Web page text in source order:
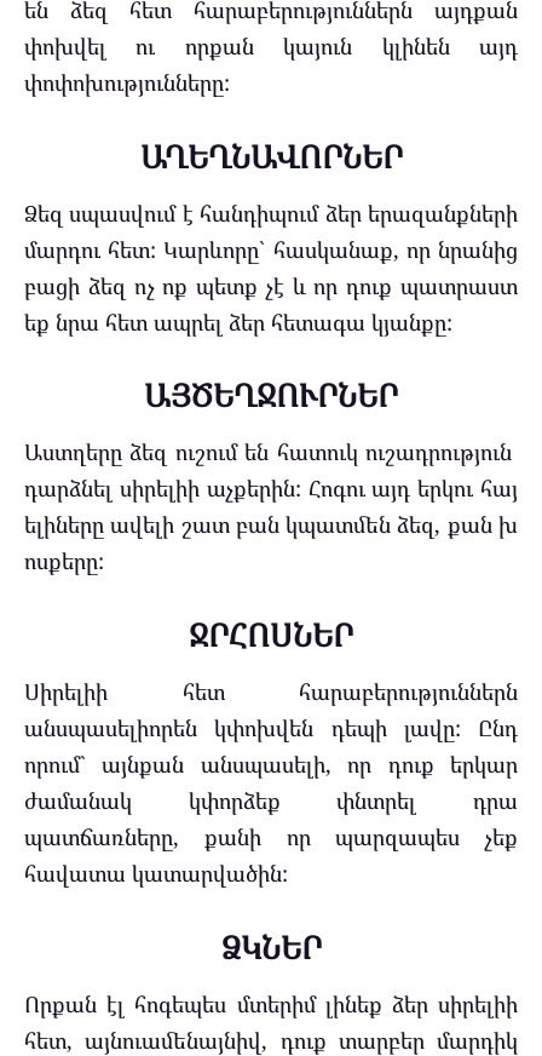
են ձեզ հետ հարաբերություններն այդքան
փոխվել ու որքան կայուն կլինեն այդ
փոփոխությունները:
ԱՂԵՂՆԱՎՈՐՆԵՐ
Ձեզ սպասվում է հանդիպում ձեր երազանքների
մարդու հետ: Կարևորը` հասկանաք, որ նրանից
բացի ձեզ ոչ ոք պետք չէ և որ դուք պատրաստ
եք նրա հետ ապրել ձեր հետագա կյանքը:
ԱՅԾԵՂՋՈՒՐՆԵՐ
Աստղերը ձեզ ուշում են հատուկ ուշադրություն
դարձնել սիրելիի աչքերին: Հոգու այդ երկու հայ
ելիները ավելի շատ բանկպատմեն ձեզ, քան խ
ոսքերը:
ՋՐՀՈՍՆԵՐ
Սիրելիի հետ հարաբերություններն
անսպասելիորեն կփոխվեն դեպի լավը: Ընդ
որում` այնքան անսպասելի, որ դուք երկար
ժամանակ կփորձեք փնտրել դրա
պատճառները, քանի որ պարզապես չեք
հավատա կատարվածին:
ՁԿՆԵՐ
Որքան էլ հոգեպես մտերիմ լինեք ձեր սիրելիի
հետ, այնուամենայնիվ, դուք տարբեր մարդիկ